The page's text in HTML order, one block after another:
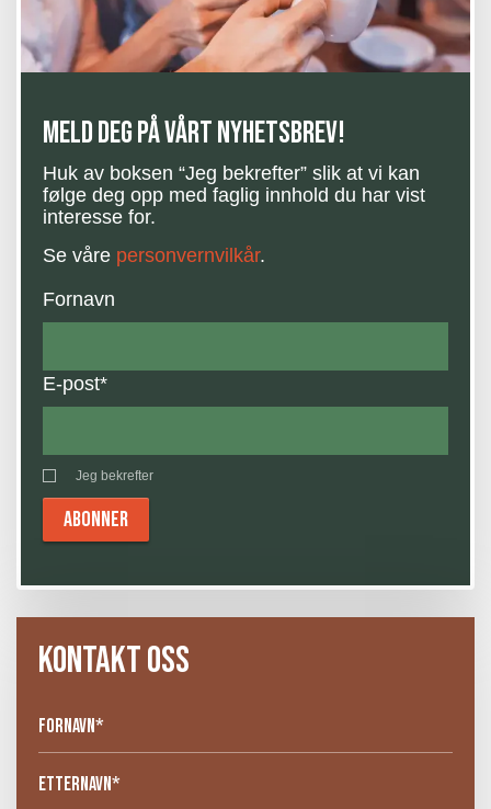
Meld deg på vårt nyhetsbrev!
Huk av boksen “Jeg bekrefter” slik at vi kan
følge deg opp med faglig innhold du har vist
interesse for.
Se våre personvernvilkår.
Fornavn
E-post*
Jeg bekrefter
KONTAKT OSS